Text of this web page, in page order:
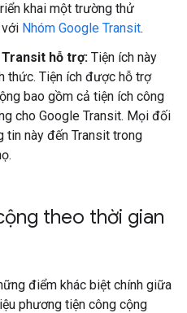
khai một trường thử
với Nhóm Google Transit.
hỗ trợ: Tiện ích này
thức. Tiện ích được hỗ trợ
bao gồm cả tiện ích công
cho Google Transit. Mọi đối
tin này đến Transit trong
theo thời gian
điểm khác biệt chính giữa
phương tiện công cộng